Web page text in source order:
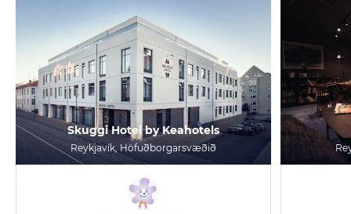
Skuggi Hotel by Keahotels
Reykjavík, Höfuðborgarsvæðið